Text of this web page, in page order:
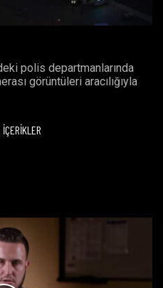
Oynat
polis departmanlarında
görüntüleri aracılığıyla